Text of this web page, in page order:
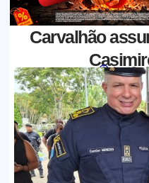
Carvalhão
Jornal Boa